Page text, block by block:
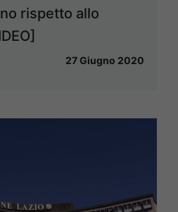
rispetto allo
27 Giugno 2020